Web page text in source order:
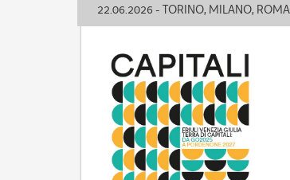
22.06.2026 - TORINO, MILANO,